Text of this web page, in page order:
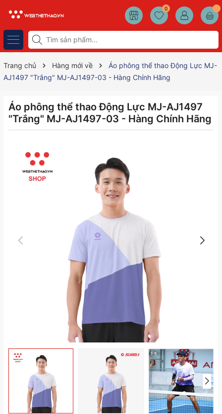
0
Trang chủ Hàng mới về
Áo phông thể thao Động Lực MJ-
AJ1497 "Trắng" MJ-AJ1497-03 - Hàng Chính Hãng
Áo phông thể thao Động Lực MJ-AJ1497
"Trắng" MJ-AJ1497-03 - Hàng Chính Hãng